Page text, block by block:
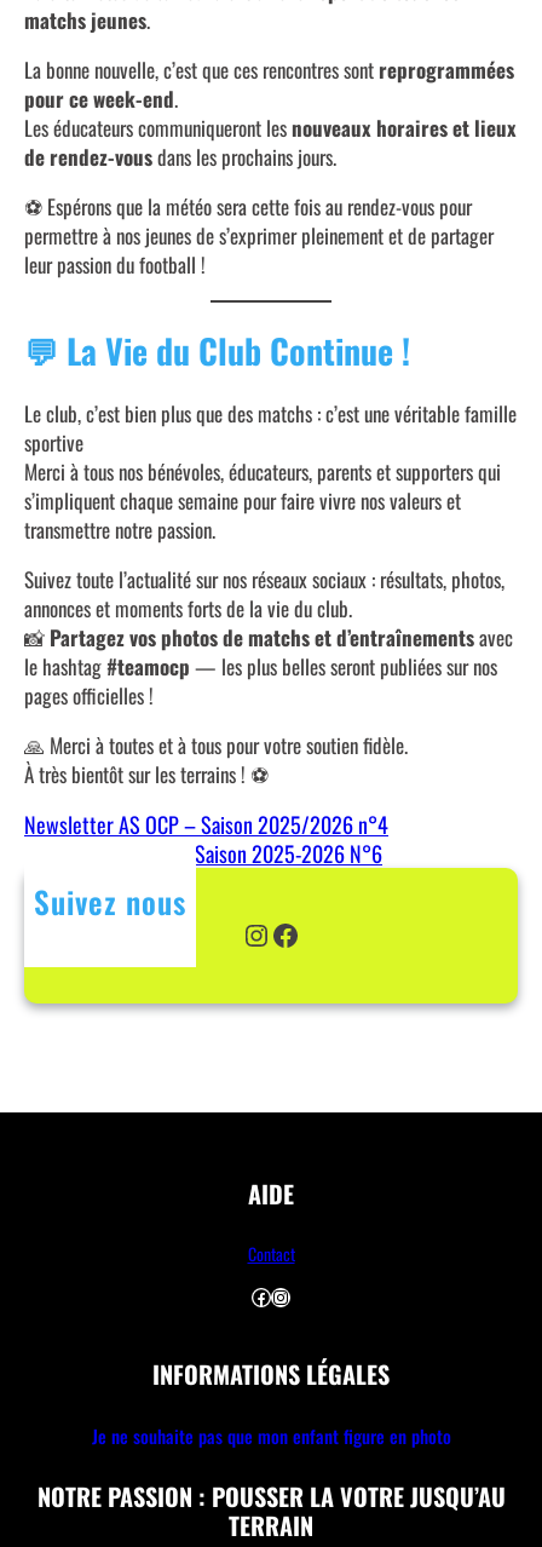
matchs jeunes.
La bonne nouvelle, c’est que ces rencontres sont reprogrammées
pour ce week-end.
Les éducateurs communiqueront lesnouveaux horaires et lieux
de rendez-vousdans les prochains jours.
⚽ Espérons que la météo sera cette fois au rendez-vous pour
permettre à nos jeunes de s’exprimer pleinement et de partager
leur passion du football !
💬 La Vie du Club Continue !
Le club, c’est bien plus que des matchs : c’est une véritable famille
sportive
Merci à tous nos bénévoles, éducateurs, parents et supporters qui
s’impliquent chaque semaine pour faire vivre nos valeurs et
transmettre notre passion.
Suivez toute l’actualité sur nos réseaux sociaux : résultats, photos,
annonces et moments forts de la vie du club.
📸 Partagez vos photos de matchs et d’entraînementsavec
le hashtag#teamocp — les plus belles seront publiées sur nos
pages officielles !
🙏 Merci à toutes et à tous pour votre soutien fidèle.
À très bientôt sur les terrains ! ⚽
Newsletter AS OCP – Saison 2025/2026 n°4
NEWSLETTER AS OCP Saison 2025-2026 N°6
Suivez nous
Instagram Facebook
AIDE
Contact
Facebook Instagram
INFORMATIONS LÉGALES
Je ne souhaite pas que mon enfant figure en photo
NOTRE PASSION : POUSSER LA VOTRE JUSQU’AU
TERRAIN